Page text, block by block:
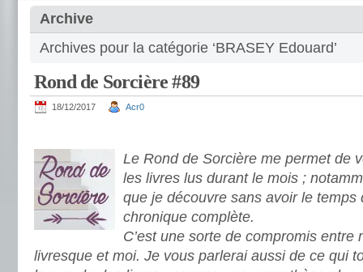
Archive
Archives pour la catégorie ‘BRASEY Edouard’
Rond de Sorcière #89
18/12/2017 Acr0
Le Rond de Sorcière me permet de
les livres lus durant le mois ;
que je découvre sans avoir le temps
chronique complète.
C’est une sorte de compromis entre
livresque et moi. Je vous parlerai aussi de ce qui